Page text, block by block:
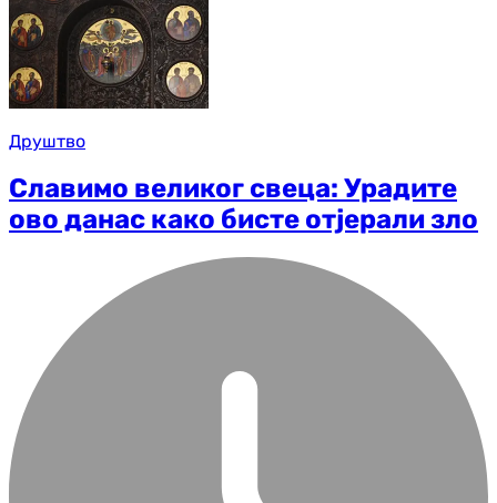
Друштво
Славимо великог свеца: Урадите
ово данас како бисте отјерали зло